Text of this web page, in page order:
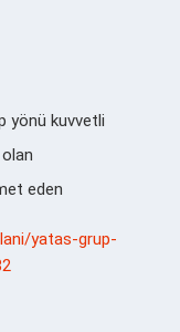
yönü kuvvetli
eden
yatas-grup-